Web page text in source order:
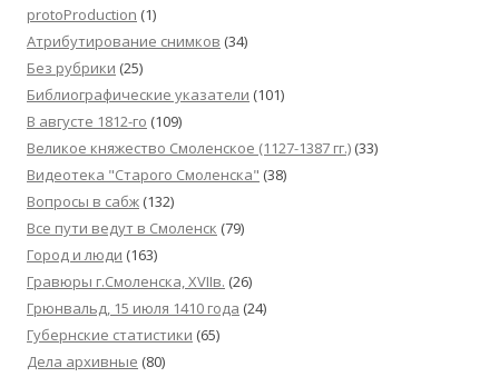
protoProduction (1)
Атрибутирование снимков (34)
Без рубрики (25)
Библиографические указатели (101)
В августе 1812-го (109)
Великое княжество Смоленское (1127-1387 гг.) (33)
Видеотека "Cтарого Смоленска" (38)
Вопросы в сабж (132)
Все пути ведут в Смоленск (79)
Город и люди (163)
Гравюры г.Смоленска, XVIIв. (26)
Грюнвальд, 15 июля 1410 года (24)
Губернские статистики (65)
Дела архивные (80)